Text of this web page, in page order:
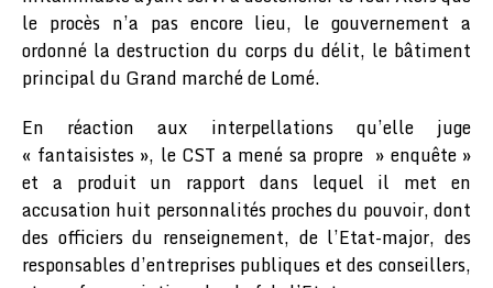
le procès n’a pas encore lieu, le gouvernement a
ordonné la destruction du corps du délit, le bâtiment
principal du Grand marché de Lomé.
En réaction aux interpellations qu’elle juge
« fantaisistes », le CST a mené sa propre » enquête »
et a produit un rapport dans lequel il met en
accusation huit personnalités proches du pouvoir, dont
des officiers du renseignement, de l’Etat-major, des
responsables d’entreprises publiques et des conseillers,